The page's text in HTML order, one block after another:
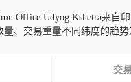
Office Udyog Kshetra来自
、交易重量不同纬度的趋
交